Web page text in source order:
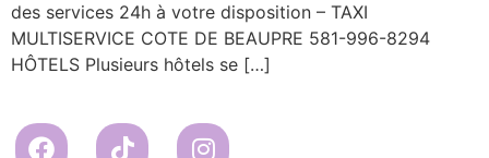
des services 24h à votre disposition – TAXI
MULTISERVICE COTE DE BEAUPRE 581-996-8294
HÔTELS Plusieurs hôtels se […]